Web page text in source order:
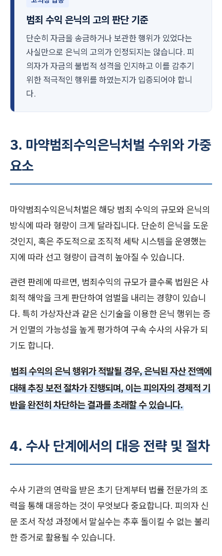
범죄 수익 은닉의 고의 판단 기준
단순히 자금을 송금하거나 보관한 행위가 있었다는
사실만으로 은닉의 고의가 인정되지는 않습니다. 피
의자가 자금의 불법적 성격을 인지하고 이를 감추기
위한 적극적인 행위를 하였는지가 입증되어야 합니
다.
3. 마약범죄수익은닉처벌 수위와 가중
요소
마약범죄수익은닉처벌은 해당 범죄 수익의 규모와 은닉의
방식에 따라 형량이 크게 달라집니다. 단순히 은닉을 도운
것인지, 혹은 주도적으로 조직적 세탁 시스템을 운영했는
지에 따라 선고 형량이 급격히 높아질 수 있습니다.
관련 판례에 따르면, 범죄수익의 규모가 클수록 법원은 사
회적 해악을 크게 판단하여 엄벌을 내리는 경향이 있습니
다. 특히 가상자산과 같은 신기술을 이용한 은닉 행위는 증
거 인멸의 가능성을 높게 평가하여 구속 수사의 사유가 되
기도 합니다.
범죄 수익의 은닉 행위가 적발될 경우, 은닉된 자산 전액에
대해 추징 보전 절차가 진행되며, 이는 피의자의 경제적 기
반을 완전히 차단하는 결과를 초래할 수 있습니다.
4. 수사 단계에서의 대응 전략 및 절차
수사 기관의 연락을 받은 초기 단계부터 법률 전문가의 조
력을 통해 대응하는 것이 무엇보다 중요합니다. 피의자 신
문 조서 작성 과정에서 말실수는 추후 돌이킬 수 없는 불리
한 증거로 활용될 수 있습니다.